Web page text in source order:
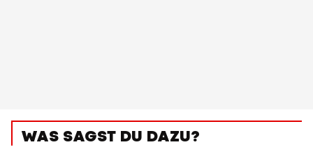
WAS SAGST DU DAZU?